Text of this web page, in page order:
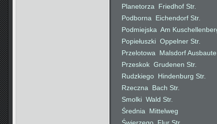
Planetorza  Friedhof Str.
Podborna  Eichendorf Str.
Podmiejska  Am
Popiełuszki  Oppelner Str.
Przelotowa  Malsdorf
Przeskok  Grudenen Str.
Rudzkiego  Hindenburg Str.
Rzeczna  Bach Str.
Smolki  Wald Str.
Średnia  Mittelweg